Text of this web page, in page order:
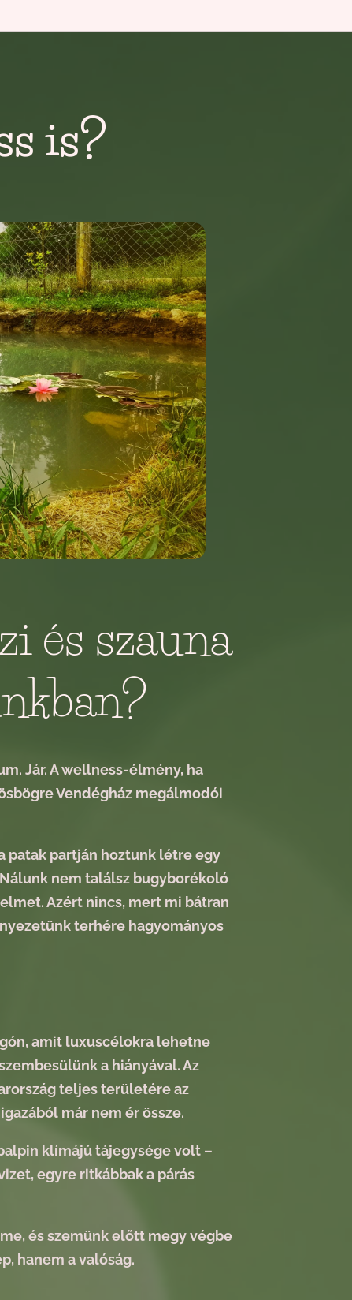
is?
és szauna
Jár. A wellness-élmény, ha
Vendégház megálmodói
patak partján hoztunk létre egy
nem találsz bugyborékoló
Azért nincs, mert mi bátran
terhére hagyományos
amit luxuscélokra lehetne
a hiányával. Az
teljes területére az
már nem ér össze.
klímájú tájegysége volt –
egyre ritkábbak a párás
és szemünk előtt megy végbe
hanem a valóság.